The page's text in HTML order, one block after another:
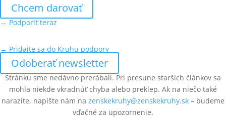
Chcem darovať
→ Podporiť teraz
→ Pridajte sa do Kruhu podpory
Odoberať newsletter
Stránku sme nedávno prerábali. Pri presune starších článkov sa
mohla niekde vkradnúť chyba alebo preklep. Ak na niečo také
narazíte, napíšte nám na zenskekruhy@zenskekruhy.sk – budeme
vďačné za upozornenie.